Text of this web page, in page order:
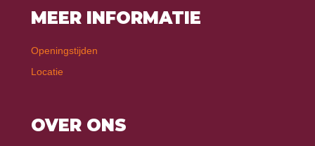
MEER INFORMATIE
Openingstijden
Locatie
OVER ONS